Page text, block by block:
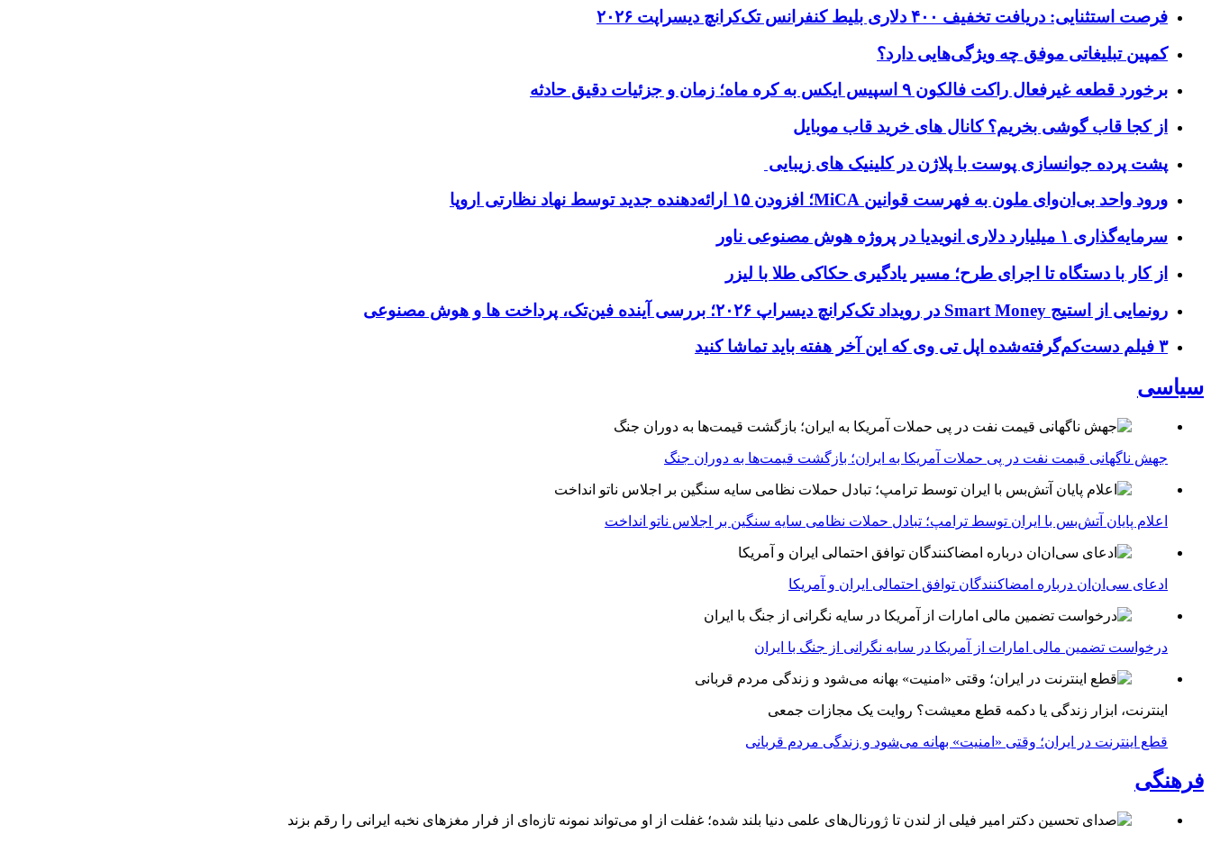
فرصت استثنایی: دریافت تخفیف ۴۰۰ دلاری بلیط کنفرانس تک‌کرانچ دیسراپت ۲۰۲۶
کمپین تبلیغاتی موفق چه ویژگی‌هایی دارد؟
برخورد قطعه غیرفعال راکت فالکون ۹ اسپیس ایکس به کره ماه؛ زمان و جزئیات دقیق حادثه
از کجا قاب گوشی بخریم؟ کانال های خرید قاب موبایل
پشت پرده جوانسازی پوست با پلاژن در کلینیک های زیبایی
ورود واحد بی‌ان‌وای ملون به فهرست قوانین MiCA؛ افزودن ۱۵ ارائه‌دهنده جدید توسط نهاد نظارتی اروپا
سرمایه‌گذاری ۱ میلیارد دلاری انویدیا در پروژه هوش مصنوعی ناور
از کار با دستگاه تا اجرای طرح؛ مسیر یادگیری حکاکی طلا با لیزر
رونمایی از استیج Smart Money در رویداد تک‌کرانچ دیسراپ ۲۰۲۶؛ بررسی آینده فین‌تک، پرداخت‌ ها و هوش مصنوعی
۳ فیلم دست‌کم‌گرفته‌شده اپل تی وی که این آخر هفته باید تماشا کنید
سیاسی
جهش ناگهانی قیمت نفت در پی حملات آمریکا به ایران؛ بازگشت قیمت‌ها به دوران جنگ
اعلام پایان آتش‌بس با ایران توسط ترامپ؛ تبادل حملات نظامی سایه سنگین بر اجلاس ناتو انداخت
ادعای سی‌ان‌ان درباره امضاکنندگان توافق احتمالی ایران و آمریکا
درخواست تضمین مالی امارات از آمریکا در سایه نگرانی از جنگ با ایران
اینترنت، ابزار زندگی یا دکمه قطع معیشت؟ روایت یک مجازات جمعی
قطع اینترنت در ایران؛ وقتی «امنیت» بهانه می‌شود و زندگی مردم قربانی
فرهنگی